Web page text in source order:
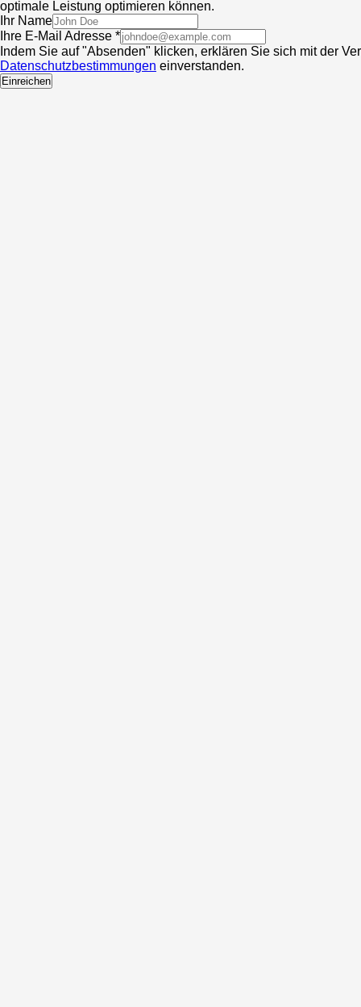
optimale Leistung optimieren können.
Ihr Name
Ihre E-Mail Adresse *
Indem Sie auf "Absenden" klicken, erklären Sie sich mit der
Datenschutzbestimmungen einverstanden.